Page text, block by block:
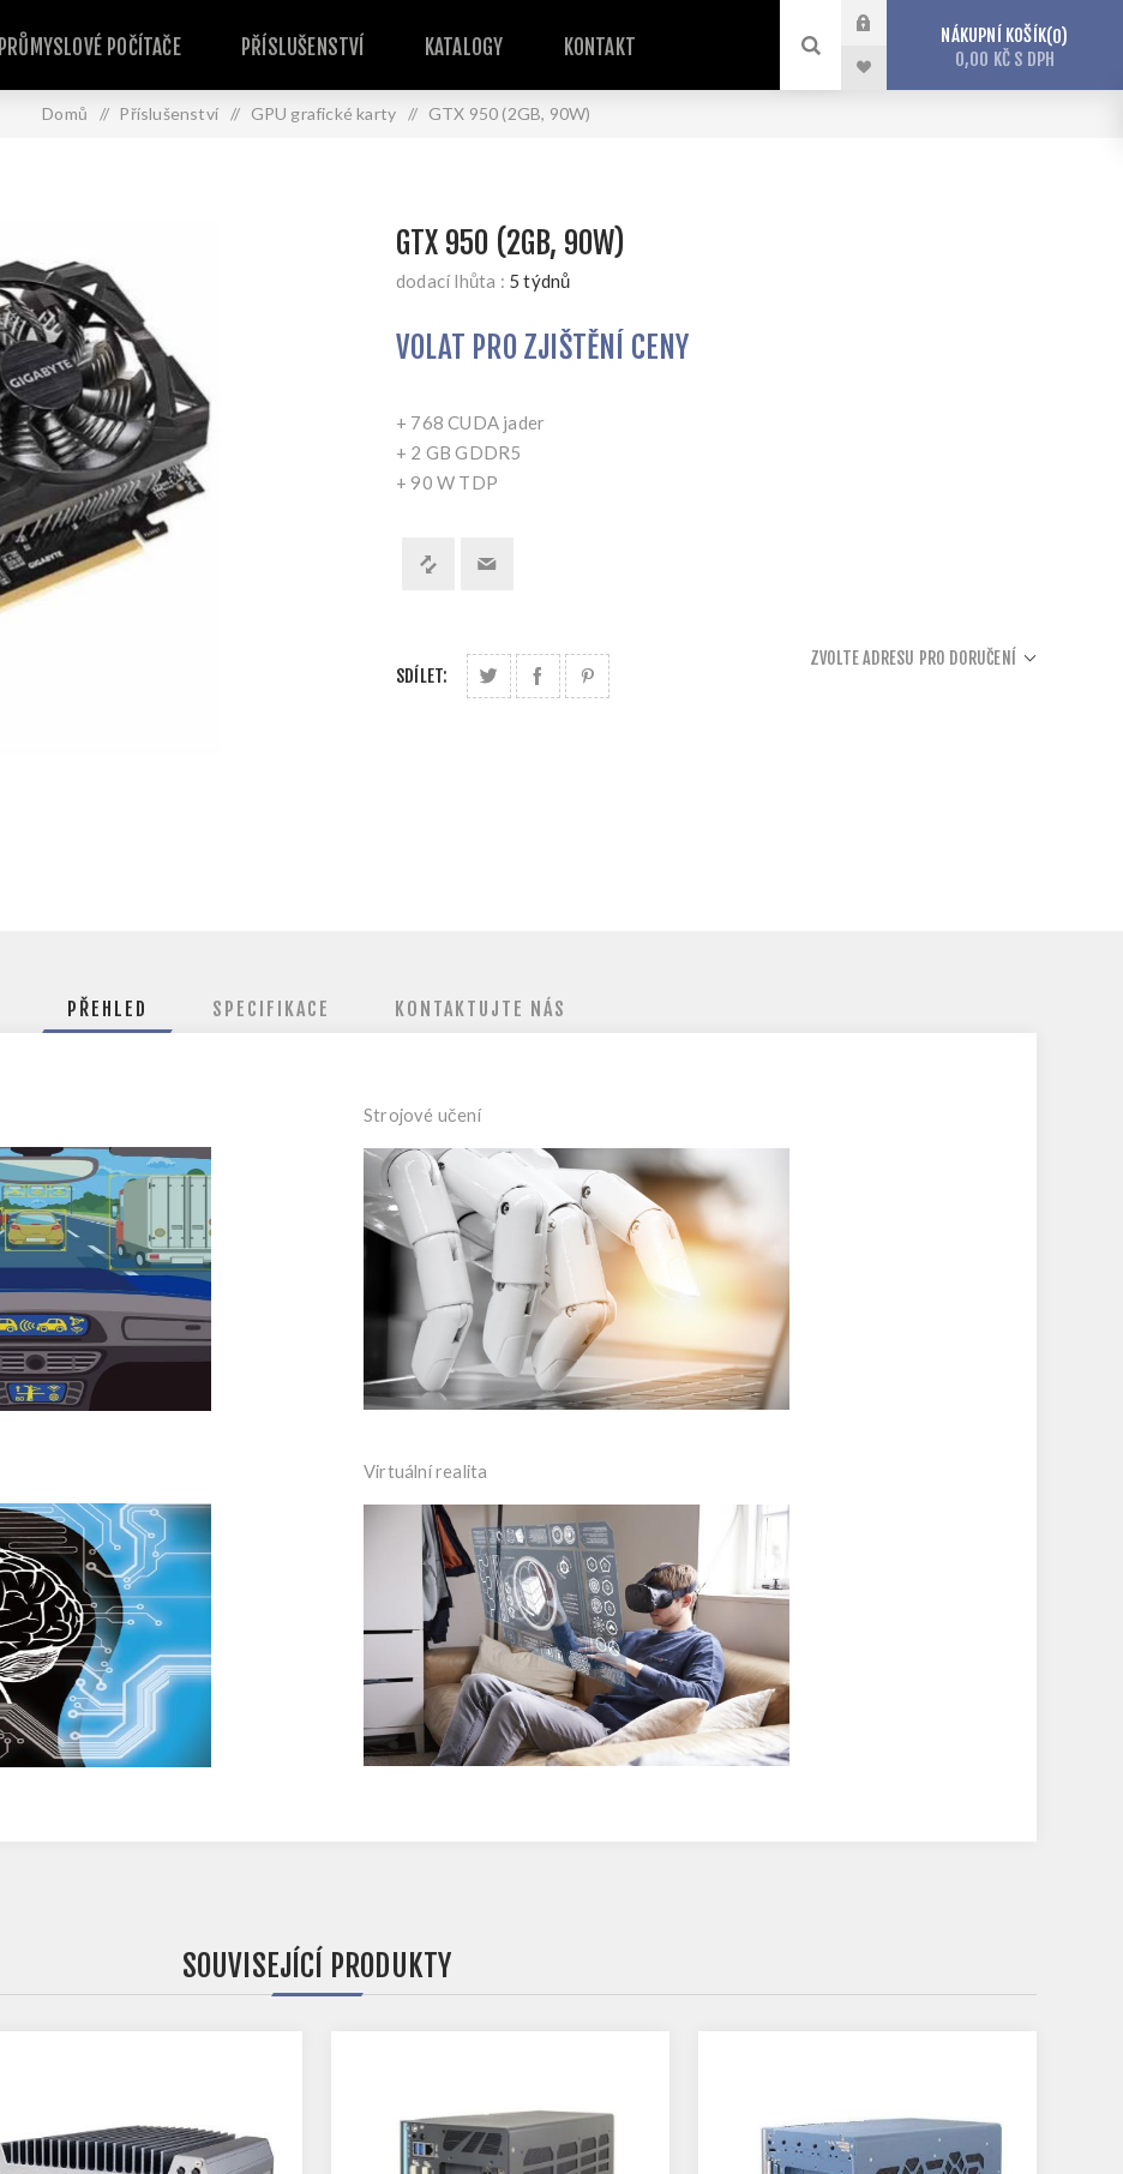
PRŮMYSLOVÉ POČÍTAČE PŘÍSLUŠENSTVÍ KATALOGY KONTAKT NÁKUPNÍ KOŠÍK 0
0,00 KČ S DPH
Domů / Příslušenství / GPU grafické karty / GTX 950 (2GB, 90W)
GTX 950 (2GB, 90W)
dodací lhůta : 5 týdnů
VOLAT PRO ZJIŠTĚNÍ CENY
+ 768 CUDA jader
+ 2 GB GDDR5
+ 90 W TDP
SDÍLET:
ZVOLTE ADRESU PRO DORUČENÍ
PŘEHLED SPECIFIKACE KONTAKTUJTE NÁS
Strojové učení
Virtuální realita
SOUVISEJÍCÍ PRODUKTY